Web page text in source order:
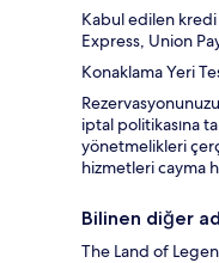
Kabul edilen
Express, Union
Konaklama Yeri
iptal politikasına
yönetmelikleri
hizmetleri cayma
Bilinen diğer
The Land of